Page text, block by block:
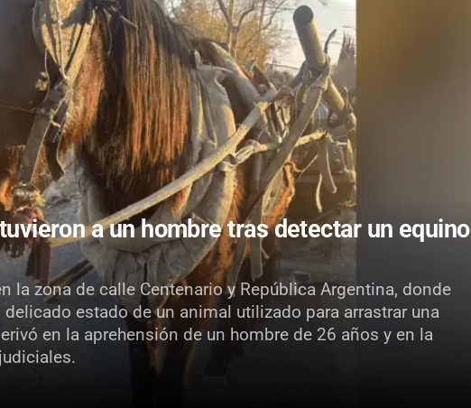
a un hombre tras detectar un equino
la zona de calle Centenario y República Argentina, donde
estado de un animal utilizado para arrastrar una
en la aprehensión de un hombre de 26 años y en la